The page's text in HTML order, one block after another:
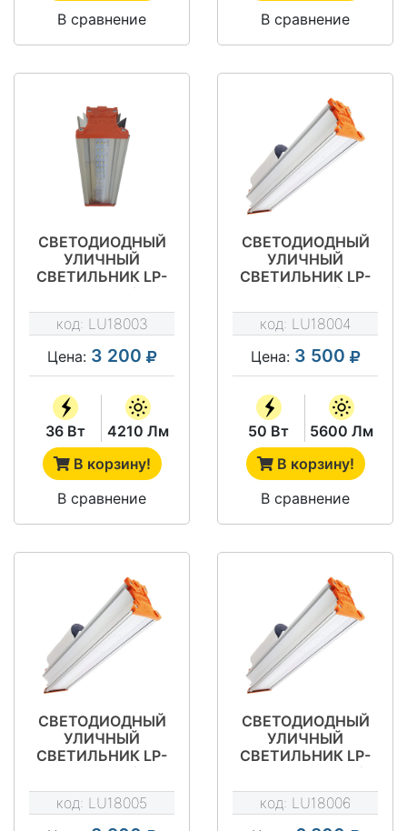
В сравнение
В сравнение
СВЕТОДИОДНЫЙ
УЛИЧНЫЙ
СВЕТИЛЬНИК LP-
STREET 36М1/Д120
код: LU18003
Цена: 3 200
36 Вт
4210 Лм
В корзину!
В сравнение
СВЕТОДИОДНЫЙ
УЛИЧНЫЙ
СВЕТИЛЬНИК LP-
STREET 50М1/Д120
код: LU18004
Цена: 3 500
50 Вт
5600 Лм
В корзину!
В сравнение
СВЕТОДИОДНЫЙ
УЛИЧНЫЙ
СВЕТИЛЬНИК LP-
STREET 60М1/Д120
код: LU18005
СВЕТОДИОДНЫЙ
УЛИЧНЫЙ
СВЕТИЛЬНИК LP-
STREET 100М1/
Д120
код: LU18006